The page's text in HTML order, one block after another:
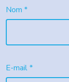
Nom*
E-mail*